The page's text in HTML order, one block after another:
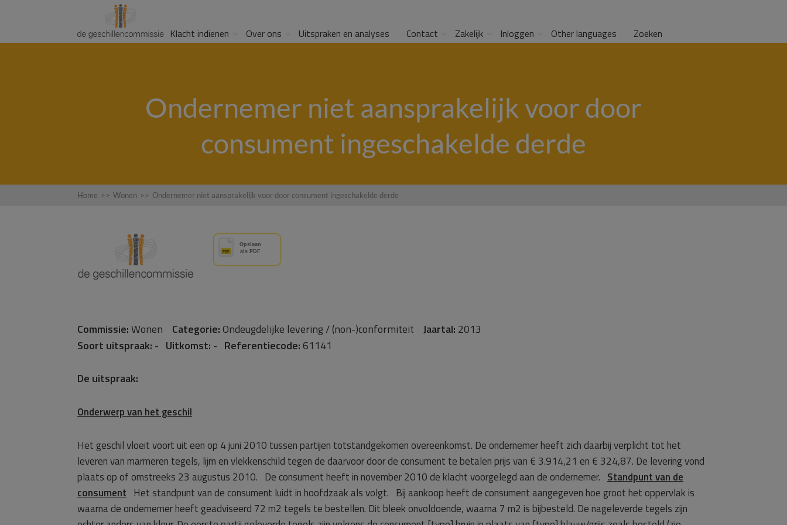
Klacht indienen Over ons Uitspraken en analyses Contact Zakelijk Inloggen Other languages Zoeken
Ondernemer niet aansprakelijk voor door
consument ingeschakelde derde
Home >> Wonen >> Ondernemer niet aansprakelijk voor door consument ingeschakelde derde
Commissie:Wonen Categorie:Ondeugdelijke levering / (non-)conformiteit Jaartal: 2013
Soort uitspraak: - Uitkomst: - Referentiecode:61141
De uitspraak:
Onderwerp van het geschil
Het geschil vloeit voort uit een op 4 juni 2010 tussen partijen totstandgekomen overeenkomst. De ondernemer heeft zich daarbij verplicht tot het
leveren van marmeren tegels, lijm en vlekkenschild tegen de daarvoor door de consument te betalen prijs van € 3.914,21 en € 324,87. De levering vond
plaats op of omstreeks 23 augustus 2010. De consument heeft in november 2010 de klacht voorgelegd aan de ondernemer. Standpunt van de
consument Het standpunt van de consument luidt in hoofdzaak als volgt. Bij aankoop heeft de consument aangegeven hoe groot het oppervlak is
waarna de ondernemer heeft geadviseerd 72 m2 tegels te bestellen. Dit bleek onvoldoende, waarna 7 m2 is bijbesteld. De nageleverde tegels zijn